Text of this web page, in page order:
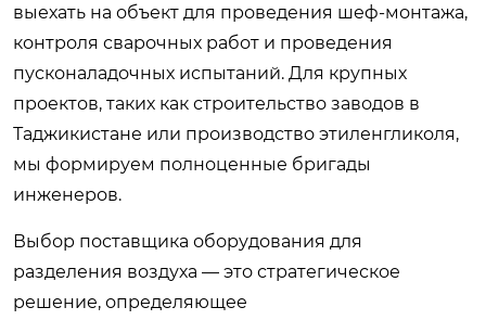
выехать на объект для проведения шеф-монтажа,
контроля сварочных работ и проведения
пусконаладочных испытаний. Для крупных
проектов, таких как строительство заводов в
Таджикистане или производство этиленгликоля,
мы формируем полноценные бригады
инженеров.
Выбор поставщика оборудования для
разделения воздуха — это стратегическое
решение, определяющее